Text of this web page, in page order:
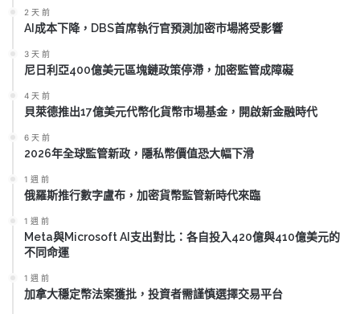
2 天 前
AI成本下降，DBS首席執行官預測加密市場將受影響
3 天 前
尼日利亞400億美元區塊鏈政策停滯，加密監管成障礙
4 天 前
貝萊德推出17億美元代幣化貨幣市場基金，開啟新金融時代
6 天 前
2026年全球監管新政，隱私幣價值恐大幅下滑
1 週 前
俄羅斯推行數字盧布，加密貨幣監管新時代來臨
1 週 前
Meta與Microsoft AI支出對比：各自投入420億與410億美元的
不同命運
1 週 前
加拿大穩定幣法案獲批，投資者需謹慎選擇交易平台